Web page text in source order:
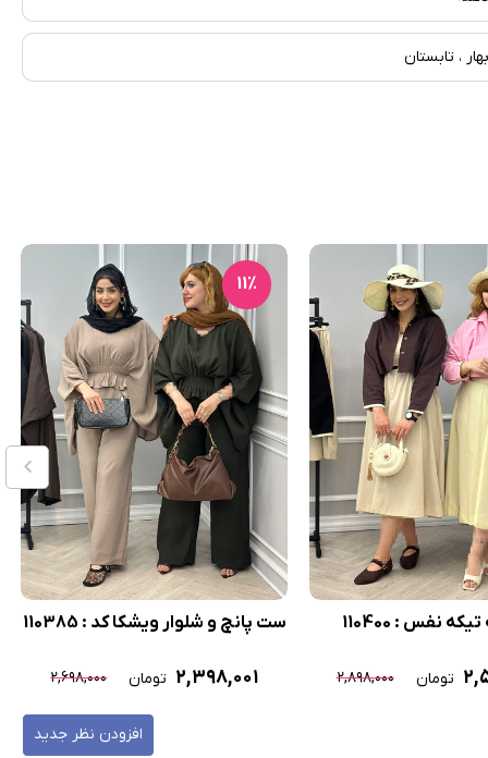
بهار ، تابستان
نفس : 110400
تومان ۲,۸۹۸,۰۰۰
11٪
ست پانچ و شلوار ویشکا کد : 110385
۲,۳۹۸,۰۰۱ تومان ۲,۶۹۸,۰۰۰
افزودن نظر جدید